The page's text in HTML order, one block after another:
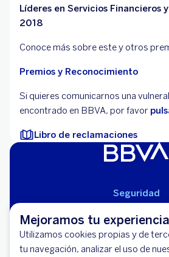
Mejoramos tu
Utilizamos cookies propias y de
tu navegación, analizar el uso de
Líderes en Servicios Financieros
2018
Conoce más sobre este y otros
Premios y Reconocimiento
Si quieres comunicarnos una
encontrado en BBVA, por favor
Libro de reclamaciones
Seguridad
Cláusulas Generales de
Mapa del Sitio
Libro de